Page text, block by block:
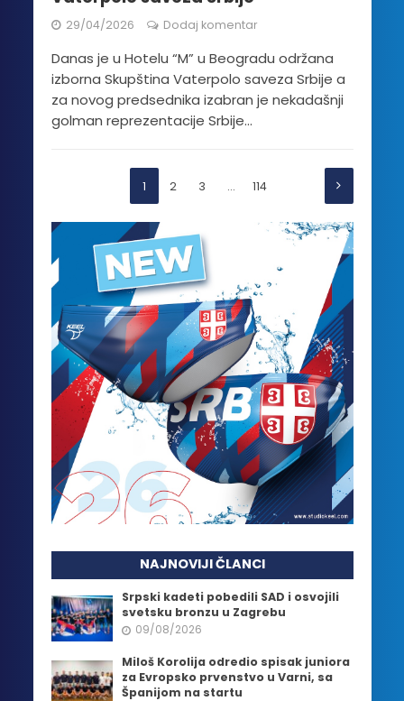
29/04/2026 Dodaj komentar
Danas je u Hotelu “M” u Beogradu održana
izborna Skupština Vaterpolo saveza Srbije a
za novog predsednika izabran je nekadašnji
golman reprezentacije Srbije...
1 2 3 … 114
NAJNOVIJI ČLANCI
Srpski kadeti pobedili SAD i osvojili
svetsku bronzu u Zagrebu
09/08/2026
Miloš Korolija odredio spisak juniora
za Evropsko prvenstvo u Varni, sa
Španijom na startu